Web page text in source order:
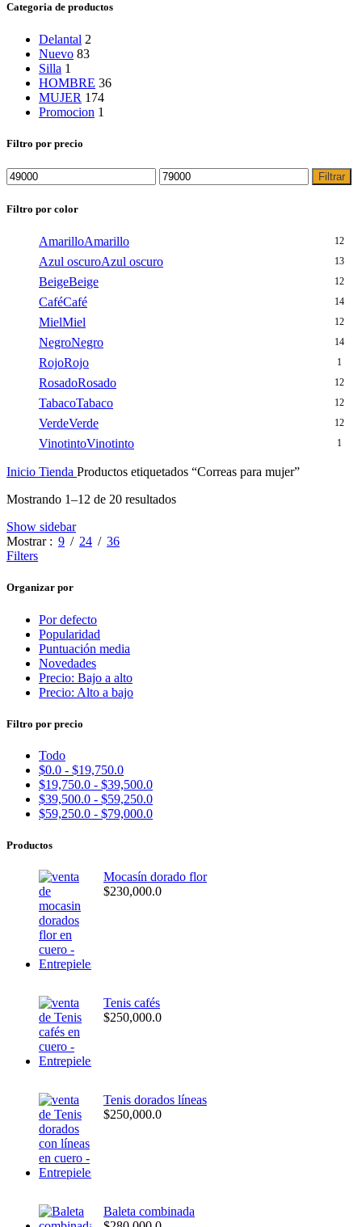
Categoria de productos
Delantal 2
Nuevo 83
Silla 1
HOMBRE 36
MUJER 174
Promocion 1
Filtro por precio
Precio
mínimo
Precio
máximo
Filtrar
Filtro por color
AmarilloAmarillo 12
Azul oscuroAzul oscuro 13
BeigeBeige 12
CaféCafé 14
MielMiel 12
NegroNegro 14
RojoRojo 1
RosadoRosado 12
TabacoTabaco 12
VerdeVerde 12
VinotintoVinotinto 1
Inicio Tienda Productos etiquetados “Correas para mujer”
Mostrando 1–12 de 20 resultados
Show sidebar
Mostrar
9 24
36
Filters
Organizar por
Por defecto
Popularidad
Puntuación media
Novedades
Precio: Bajo a alto
Precio: Alto a bajo
Filtro por precio
Todo
$0.0 - $19,750.0
$19,750.0 - $39,500.0
$39,500.0 - $59,250.0
$59,250.0 - $79,000.0
Productos
Mocasín dorado flor
$230,000.0
Tenis cafés
$250,000.0
Tenis dorados líneas
$250,000.0
Baleta combinada